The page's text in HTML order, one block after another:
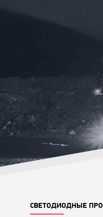
СВЕТОДИОДНЫЕ